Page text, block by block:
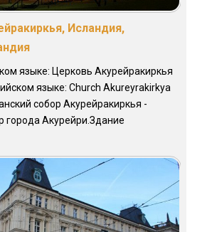
Исландия,
языке: Церковь Акурейракиркья
языке: Church Akureyrakirkya
собор Акурейракиркья -
города Акурейри.Здание